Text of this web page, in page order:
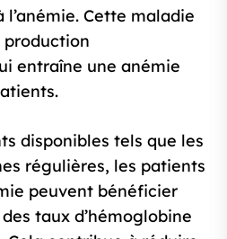
Cette maladie
entraîne une anémie
disponibles tels que les
régulières, les patients
peuvent bénéficier
taux d’hémoglobine